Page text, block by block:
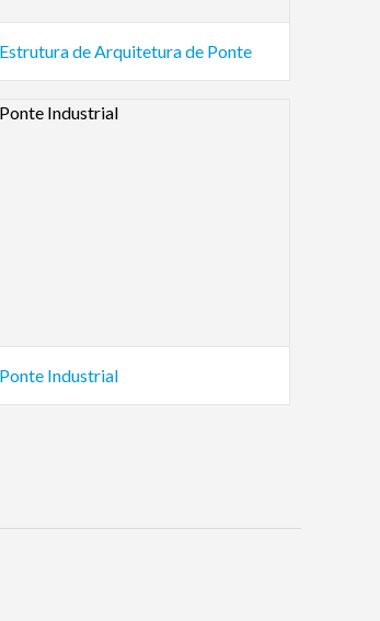
Estrutura de Arquitetura de Ponte
Preview Image
Ponte Industrial